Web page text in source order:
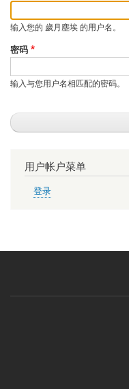
输入您的 歲月塵埃 的用户名。
密码
输入与您用户名相匹配的密码。
用户帐户菜单
登录